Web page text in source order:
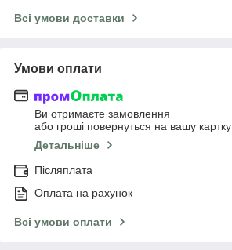
Всі умови доставки
Умови оплати
Ви отримаєте замовлення
або гроші повернуться на вашу картку
Детальніше
Післяплата
Оплата на рахунок
Всі умови оплати